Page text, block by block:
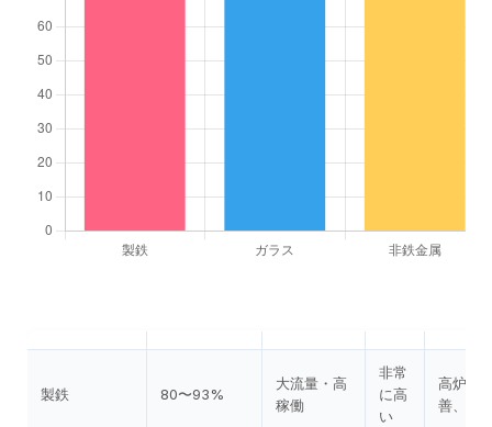
製鉄 80〜93%
大流量・高
稼働
非常
に高
い
高炉富
善、生